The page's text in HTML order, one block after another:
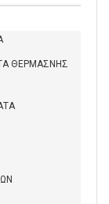
ΘΕΡΜΑΣΝΗΣ